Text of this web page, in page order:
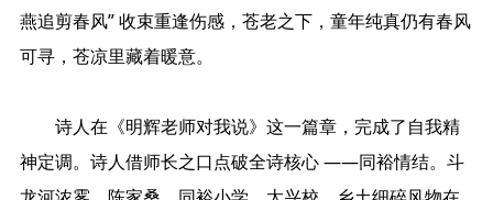
燕追剪春风” 收束重逢伤感，苍老之下，童年纯真仍有春风
可寻，苍凉里藏着暖意。
诗人在《明辉老师对我说》这一篇章，完成了自我精
神定调。诗人借师长之口点破全诗核心 ——同裕情结。斗